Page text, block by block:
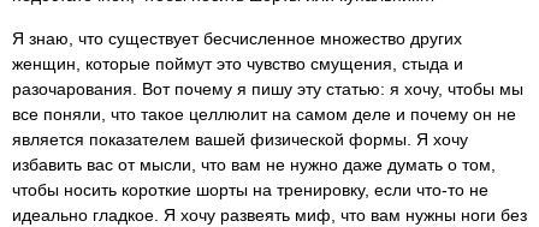
Я знаю, что существует бесчисленное множество других
женщин, которые поймут это чувство смущения, стыда и
разочарования. Вот почему я пишу эту статью: я хочу, чтобы мы
все поняли, что такое целлюлит на самом деле и почему он не
является показателем вашей физической формы. Я хочу
избавить вас от мысли, что вам не нужно даже думать о том,
чтобы носить короткие шорты на тренировку, если что-то не
идеально гладкое. Я хочу развеять миф, что вам нужны ноги без